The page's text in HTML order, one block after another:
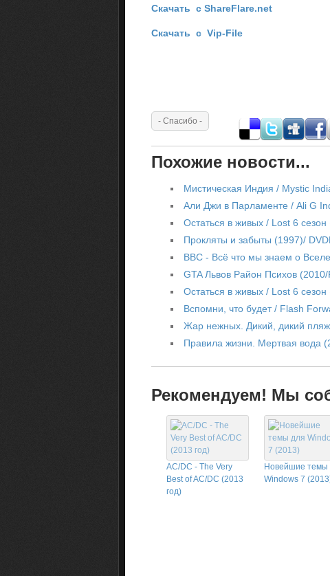
Скачать с ShareFlare.net
Скачать с Vip-File
Похожие новости...
Мистическая Индия / Mystic
Али Джи в Парламенте / Ali G
Остаться в живых / Lost 6
Прокляты и забыты (1997)/
BBC - Всё что мы знаем о
GTA Львов Район Психов
Остаться в живых / Lost 6
Вспомни, что будет / Flash
Жар нежных. Дикий, дикий
Правила жизни. Мертвая вода
Рекомендуем! Мы
AC/DC - The Very
Best of AC/DC (2013
год)
Новейшие темы
Windows 7